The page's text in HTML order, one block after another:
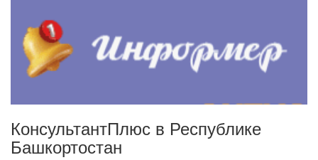
КонсультантПлюс в Республике
Башкортостан